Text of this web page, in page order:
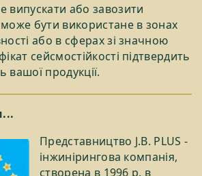
випускати або завозити
бути використане в зонах
або в сферах зі значною
сейсмостійкості підтвердить
вашої продукції.
Представництво J.B. PLUS -
інжинірингова компанія,
створена в 1996 р. в